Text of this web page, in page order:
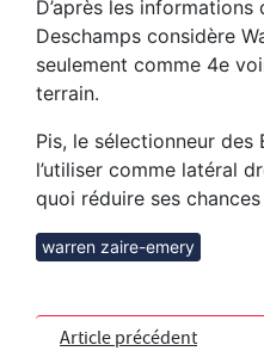
D’après les informations
Deschamps considère
seulement comme 4e
terrain.
Pis, le sélectionneur
l’utiliser comme latéral
quoi réduire ses
warren zaire-emery
Article précédent